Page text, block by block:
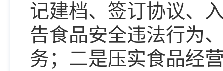
记建档、签订协议、
告食品安全违法行为
务；二是压实食品经